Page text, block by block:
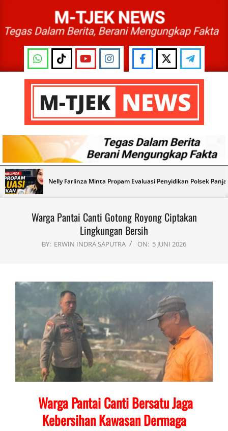
content
M-
TJEK
NEWS
Primary
Navigation
Menu
Nelly Farlinza Minta Propam Evaluasi Penyidikan Polsek
Warga Pantai Canti Gotong Royong Ciptakan
Lingkungan Bersih
BY: ERWIN INDRA SAPUTRA ON: 5 JUNI 2026
Warga Pantai Canti Bersatu Jaga
Kebersihan Kawasan Dermaga